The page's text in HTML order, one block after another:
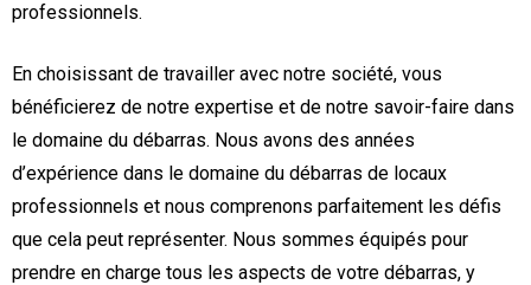
professionnels.
En choisissant de travailler avec notre société, vous
bénéficierez de notre expertise et de notre savoir-faire dans
le domaine du débarras. Nous avons des années
d’expérience dans le domaine du débarras de locaux
professionnels et nous comprenons parfaitement les défis
que cela peut représenter. Nous sommes équipés pour
prendre en charge tous les aspects de votre débarras, y